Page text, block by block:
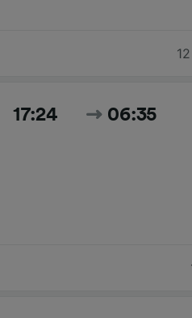
17:24 06:35